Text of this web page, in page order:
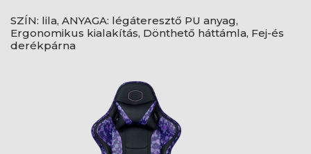
SZÍN: lila, ANYAGA: légáteresztő PU anyag,
Ergonomikus kialakítás, Dönthető háttámla, Fej-és
derékpárna